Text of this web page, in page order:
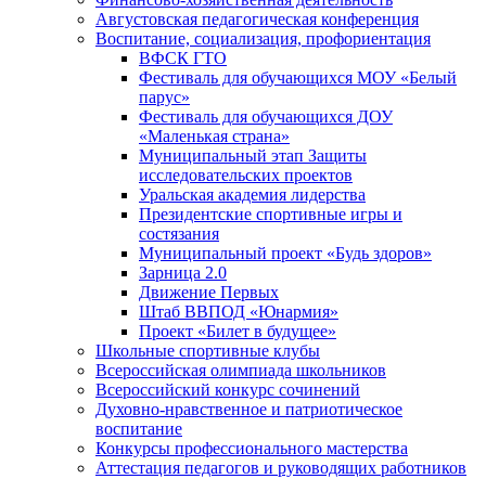
Августовская педагогическая конференция
Воспитание, социализация, профориентация
ВФСК ГТО
Фестиваль для обучающихся МОУ «Белый
парус»
Фестиваль для обучающихся ДОУ
«Маленькая страна»
Муниципальный этап Защиты
исследовательских проектов
Уральская академия лидерства
Президентские спортивные игры и
состязания
Муниципальный проект «Будь здоров»
Зарница 2.0
Движение Первых
Штаб ВВПОД «Юнармия»
Проект «Билет в будущее»
Школьные спортивные клубы
Всероссийская олимпиада школьников
Всероссийский конкурс сочинений
Духовно-нравственное и патриотическое
воспитание
Конкурсы профессионального мастерства
Аттестация педагогов и руководящих работников